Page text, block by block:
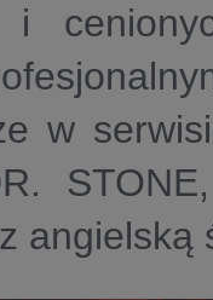
i
w
angielską